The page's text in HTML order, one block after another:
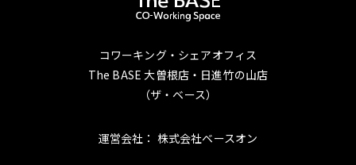
コワーキング・シェアオフィス
The BASE 大曽根店・日進竹の山店
（ザ・ベース）
運営会社： 株式会社ベースオン